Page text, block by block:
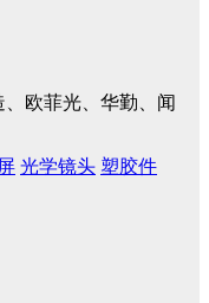
欧菲光、华勤、闻
光学镜头 塑胶件